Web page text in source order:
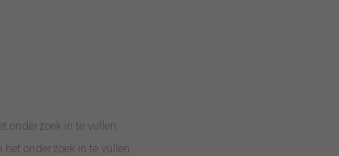
onderzoek in te vullen
onderzoek in te vullen